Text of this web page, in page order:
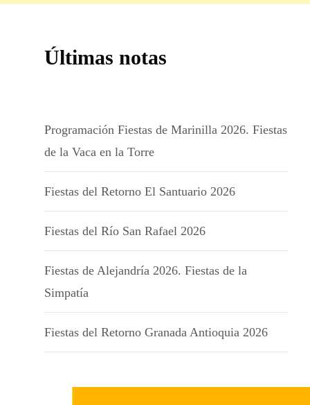
Últimas notas
Programación Fiestas de Marinilla 2026. Fiestas
de la Vaca en la Torre
Fiestas del Retorno El Santuario 2026
Fiestas del Río San Rafael 2026
Fiestas de Alejandría 2026. Fiestas de la
Simpatía
Fiestas del Retorno Granada Antioquia 2026